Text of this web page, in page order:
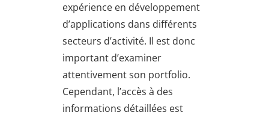
expérience en développement
d’applications dans différents
secteurs d’activité. Il est donc
important d’examiner
attentivement son portfolio.
Cependant, l’accès à des
informations détaillées est